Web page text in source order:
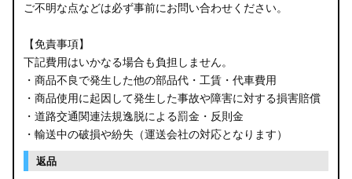
ご不明な点などは必ず事前にお問い合わせください。
【免責事項】
下記費用はいかなる場合も負担しません。
・商品不良で発生した他の部品代・工賃・代車費用
・商品使用に起因して発生した事故や障害に対する損害賠償
・道路交通関連法規逸脱による罰金・反則金
・輸送中の破損や紛失（運送会社の対応となります）
返品